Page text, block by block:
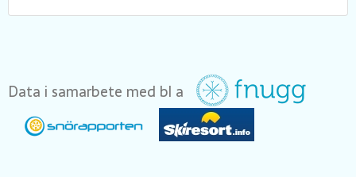
Data i samarbete med bl a